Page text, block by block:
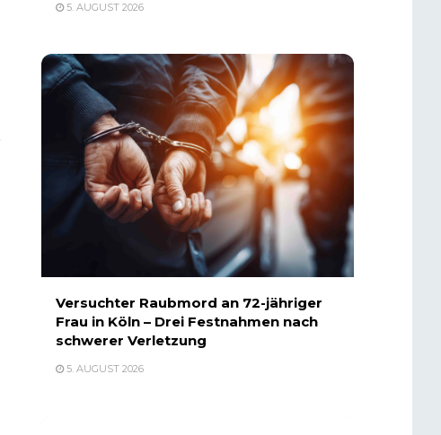
5. AUGUST 2026
Versuchter Raubmord an 72-jähriger
Frau in Köln – Drei Festnahmen nach
schwerer Verletzung
5. AUGUST 2026